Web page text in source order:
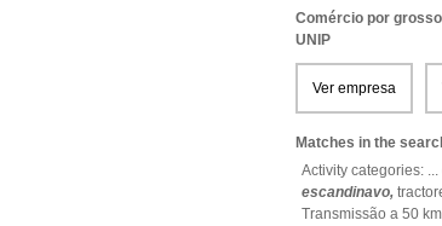
Comércio por
UNIP
Ver empresa
Matches in the
Activity categories: ...
escandinavo,
Transmissão a 50